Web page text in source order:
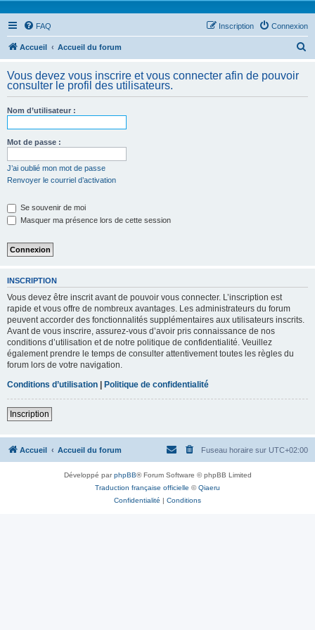
FAQ Connexion
Inscription
Accueil Accueil du forum
h
Vous devez vous inscrire et vous connecter afin de pouvoir
consulter le profil des utilisateurs.
Nom d’utilisateur :
Mot de passe :
J’ai oublié mon mot de passe
Renvoyer le courriel d’activation
Se souvenir de moi
Masquer ma présence lors de cette session
INSCRIPTION
Vous devez être inscrit avant de pouvoir vous connecter. L’inscription est
rapide et vous offre de nombreux avantages. Les administrateurs du forum
peuvent accorder des fonctionnalités supplémentaires aux utilisateurs inscrits.
Avant de vous inscrire, assurez-vous d’avoir pris connaissance de nos
conditions d’utilisation et de notre politique de confidentialité. Veuillez
également prendre le temps de consulter attentivement toutes les règles du
forum lors de votre navigation.
Conditions d’utilisation | Politique de confidentialité
Inscription
Accueil Accueil du forum Fuseau horaire sur UTC+02:00
Développé parphpBB® Forum Software © phpBB Limited
Traduction française officielle ©Qiaeru
Confidentialité | Conditions